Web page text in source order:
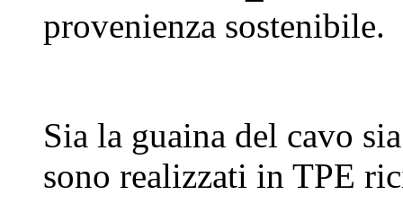
provenienza sostenibile.
Sia la guaina del cavo
sono realizzati in TPE